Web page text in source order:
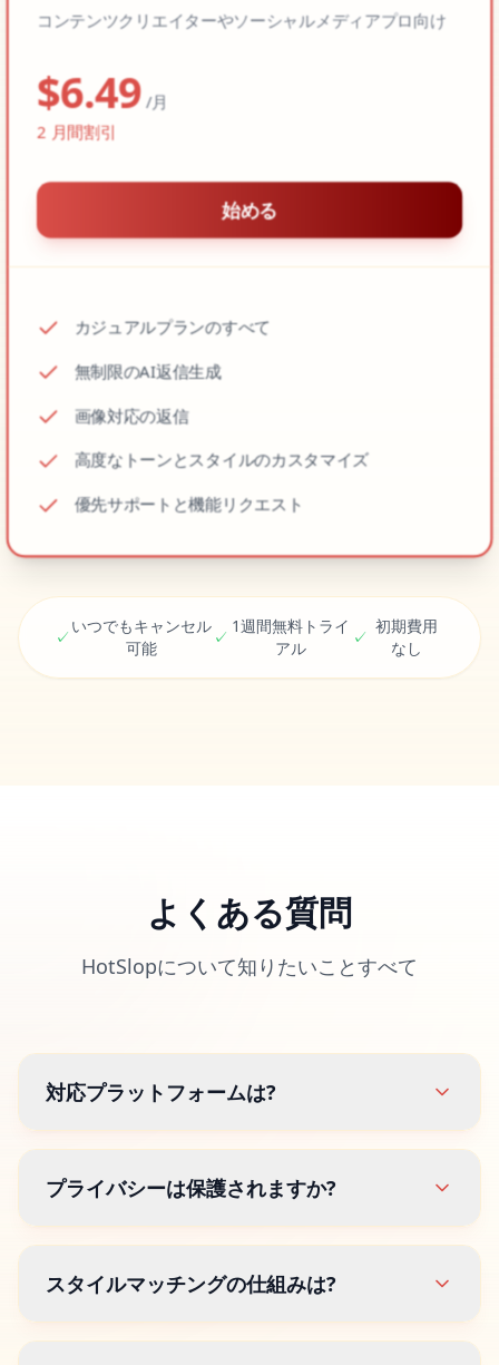
コンテンツクリエイターやソーシャルメディアプロ向け
$6.49 /月
2 月間割引
始める
カジュアルプランのすべて
無制限のAI返信生成
画像対応の返信
高度なトーンとスタイルのカスタマイズ
優先サポートと機能リクエスト
✓
いつでもキャンセル
可能
✓
1週間無料トライ
アル
✓
初期費用
なし
よくある質問
HotSlopについて知りたいことすべて
対応プラットフォームは?
プライバシーは保護されますか?
スタイルマッチングの仕組みは?